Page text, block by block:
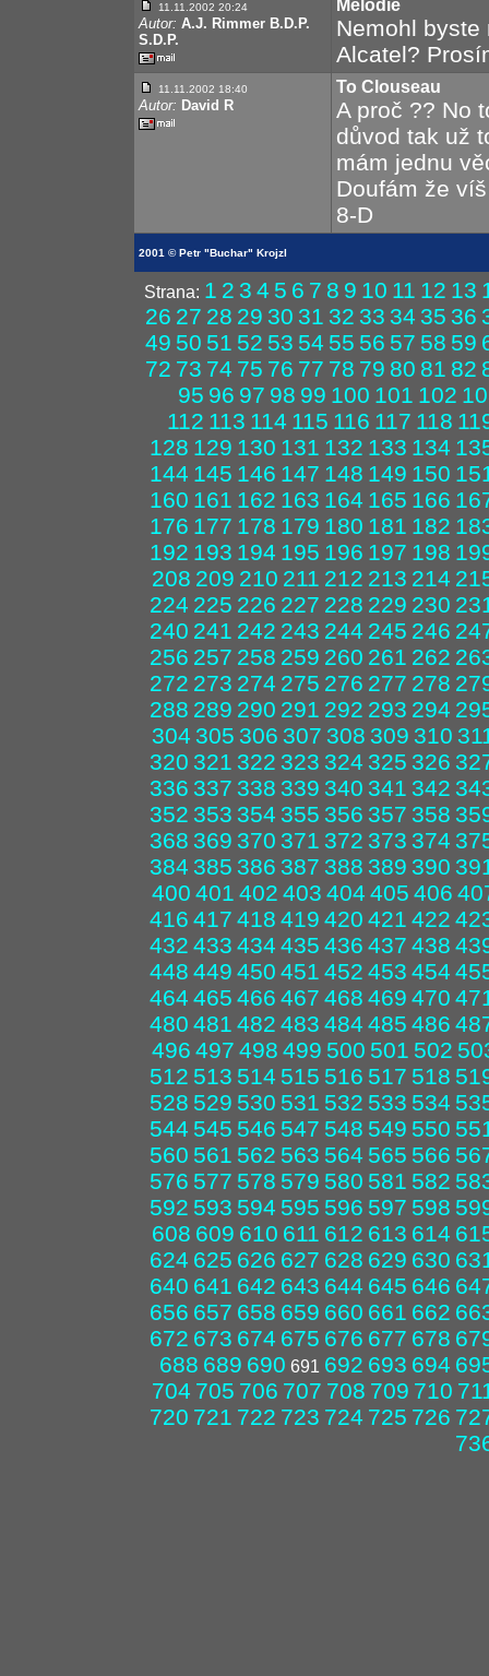
11.11.2002 20:24
Autor: A.J. Rimmer B.D.P.
S.D.P.
Melodie
Nemohl byste
Alcatel?
11.11.2002 18:40
Autor: David R
To Clouseau
A proč ?? No
důvod tak už
mám jednu
Doufám že
8-D
2001 © Petr "Buchar" Krojzl
Strana: 1 2 3 4 5 6 7 8 9 10 11 12 13
26 27 28 29 30 31 32 33 34 35 36
49 50 51 52 53 54 55 56 57 58 59
72 73 74 75 76 77 78 79 80 81 82
95 96 97 98 99 100 101 102
112 113 114 115 116 117 118
128 129 130 131 132 133 134
144 145 146 147 148 149 150
160 161 162 163 164 165 166
176 177 178 179 180 181 182
192 193 194 195 196 197 198
208 209 210 211 212 213 214
224 225 226 227 228 229 230
240 241 242 243 244 245 246
256 257 258 259 260 261 262
272 273 274 275 276 277 278
288 289 290 291 292 293 294
304 305 306 307 308 309 310
320 321 322 323 324 325 326
336 337 338 339 340 341 342
352 353 354 355 356 357 358
368 369 370 371 372 373 374
384 385 386 387 388 389 390
400 401 402 403 404 405 406
416 417 418 419 420 421 422
432 433 434 435 436 437 438
448 449 450 451 452 453 454
464 465 466 467 468 469 470
480 481 482 483 484 485 486
496 497 498 499 500 501 502
512 513 514 515 516 517 518
528 529 530 531 532 533 534
544 545 546 547 548 549 550
560 561 562 563 564 565 566
576 577 578 579 580 581 582
592 593 594 595 596 597 598
608 609 610 611 612 613 614
624 625 626 627 628 629 630
640 641 642 643 644 645 646
656 657 658 659 660 661 662
672 673 674 675 676 677 678
688 689 690 691 692 693 694
704 705 706 707 708 709 710
720 721 722 723 724 725 726